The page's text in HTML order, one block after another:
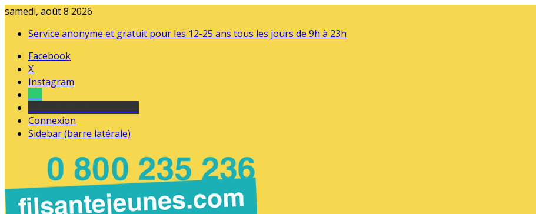
samedi, août 8 2026
Service anonyme et gratuit pour les 12-25 ans tous les jours de 9h à 23h
Facebook
X
Instagram
Connexion
Sidebar (barre latérale)